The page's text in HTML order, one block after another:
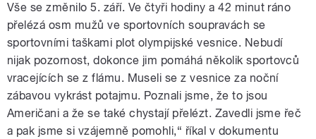
Vše se změnilo 5. září. Ve čtyři hodiny a 42 minut ráno
přelézá osm mužů ve sportovních soupravách se
sportovními taškami plot olympijské vesnice. Nebudí
nijak pozornost, dokonce jim pomáhá několik sportovců
vracejících se z flámu. Museli se z vesnice za noční
zábavou vykrást potajmu. Poznali jsme, že to jsou
Američani a že se také chystají přelézt. Zavedli jsme řeč
a pak jsme si vzájemně pomohli,“ říkal v dokumentu